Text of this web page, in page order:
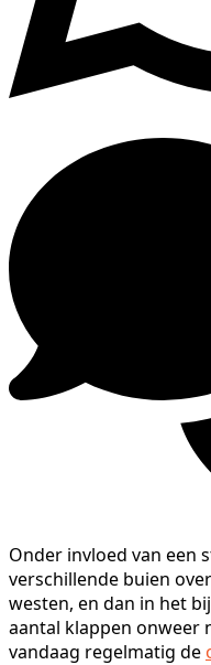
Onder invloed van een
verschillende buien
westen, en dan in het
aantal klappen onweer
vandaag regelmatig de